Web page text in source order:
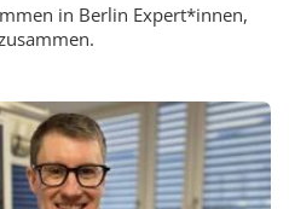
in Berlin Expert*innen,